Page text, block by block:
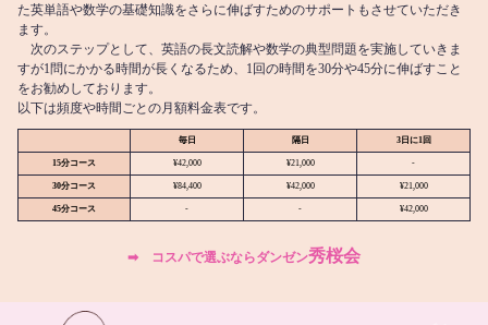
た英単語や数学の基礎知識をさらに伸ばすためのサポートもさせていただき
ます。
次のステップとして、英語の長文読解や数学の典型問題を実施していきま
すが1問にかかる時間が長くなるため、1回の時間を30分や45分に伸ばすこと
をお勧めしております。
以下は頻度や時間ごとの月額料金表です。
毎日 隔日 3日に1回
15分コース ¥42,000 ¥21,000 -
30分コース ¥84,400 ¥42,000 ¥21,000
45分コース - - ¥42,000
➡︎ コスパで選ぶならダンゼン秀桜会